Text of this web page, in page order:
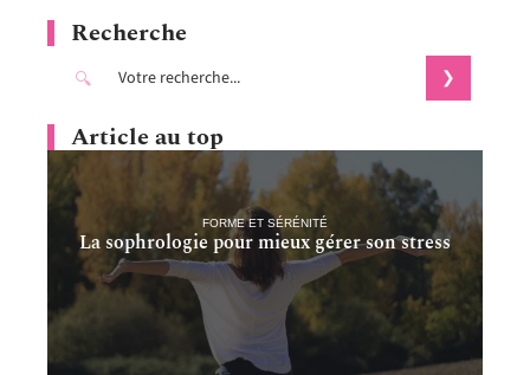
Recherche
Article au top
FORME ET SÉRÉNITÉ
La sophrologie pour mieux gérer son stress